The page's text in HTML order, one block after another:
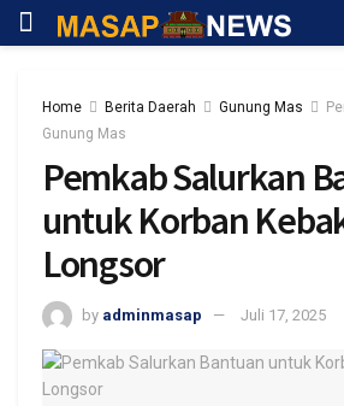
Home Berita Daerah Gunung Mas
Gunung Mas
Pemkab Salurkan
untuk Korban
Longsor
by adminmasap Juli 17, 2025